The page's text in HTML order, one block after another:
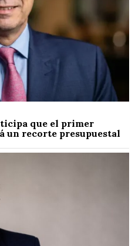
que el primer
un recorte presupuestal